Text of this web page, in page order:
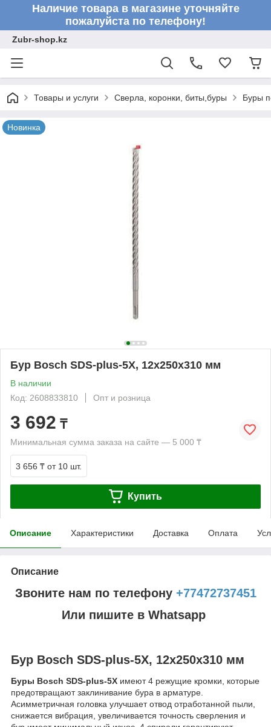
Наличие товара в магазине уточняйте
пожалуйста по телефону!
Zubr-shop.kz
Товары и услуги Сверла, коронки, биты,буры Буры
Новинка
Бур Bosch SDS-plus-5X, 12x250x310 мм
В наличии
Код: 2608833810
Опт и розница
3 692 ₸
Минимальная сумма заказа на сайте — 5 000 ₸
3 656 ₸ от 10 шт.
Купить
Описание Характеристики Доставка Оплата
Описание
Звоните нам по телефону +77472737451
Или пишите в Whatsapp
Бур Bosch SDS-plus-5X, 12x250x310 мм
Буры Bosch SDS-plus-5X имеют 4 режущие кромки, которые
предотвращают заклинивание бура в арматуре.
Асимметричная головка улучшает отвод отработанной пыли,
снижается вибрация, увеличивается точность сверления и